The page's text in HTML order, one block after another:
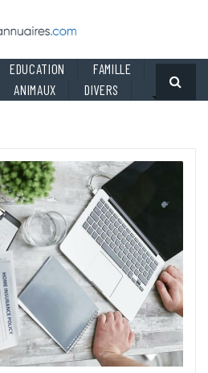
EDUCATION
FAMILLE
ANIMAUX DIVERS